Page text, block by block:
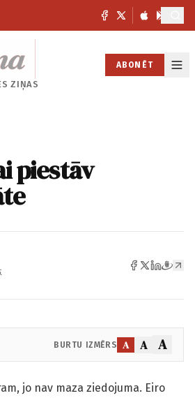
ZIŅAS
ABONĒT
piestāv
BURTU IZMĒRS A A A
jo nav maza ziedojuma. Eiro